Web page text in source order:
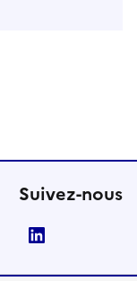
Suivez-nous